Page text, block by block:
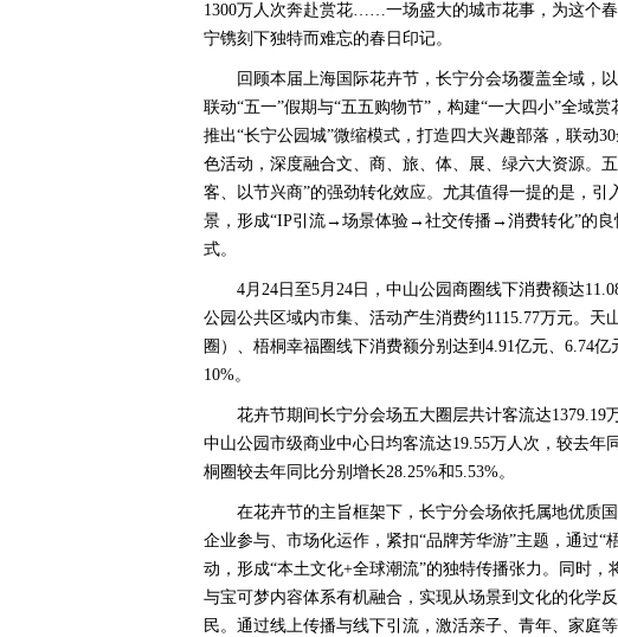
1300万人次奔赴赏花……一场盛大的城市花事，为这个
宁镌刻下独特而难忘的春日印记。
回顾本届上海国际花卉节，长宁分会场覆盖全域，
联动“五一”假期与“五五购物节”，构建“一大四小”全域
推出“长宁公园城”微缩模式，打造四大兴趣部落，联动
色活动，深度融合文、商、旅、体、展、绿六大资源。
客、以节兴商”的强劲转化效应。尤其值得一提的是，引
景，形成“IP引流→场景体验→社交传播→消费转化”的良
式。
4月24日至5月24日，中山公园商圈线下消费额达
公园公共区域内市集、活动产生消费约1115.77万元。天
圈）、梧桐幸福圈线下消费额分别达到4.91亿元、6.74
10%。
花卉节期间长宁分会场五大圈层共计客流达1379.19
中山公园市级商业中心日均客流达19.55万人次，较去年
桐圈较去年同比分别增长28.25%和5.53%。
在花卉节的主旨框架下，长宁分会场依托属地优质
企业参与、市场化运作，紧扣“品牌芳华游”主题，通过“
动，形成“本土文化+全球潮流”的独特传播张力。同时
与宝可梦内容体系有机融合，实现从场景到文化的化学
民。通过线上传播与线下引流，激活亲子、青年、家庭